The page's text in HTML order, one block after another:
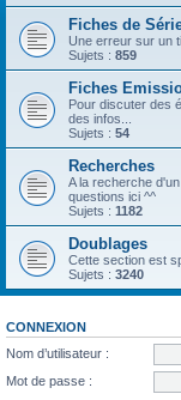
Fiches de
Une erreur sur un
Sujets : 859
Fiches
Pour discuter des
des infos...
Sujets : 54
Recherches
A la recherche
questions ici ^^
Sujets : 1182
Doublages
Cette section est
Sujets : 3240
CONNEXION
Nom d’utilisateur :
Mot de passe :